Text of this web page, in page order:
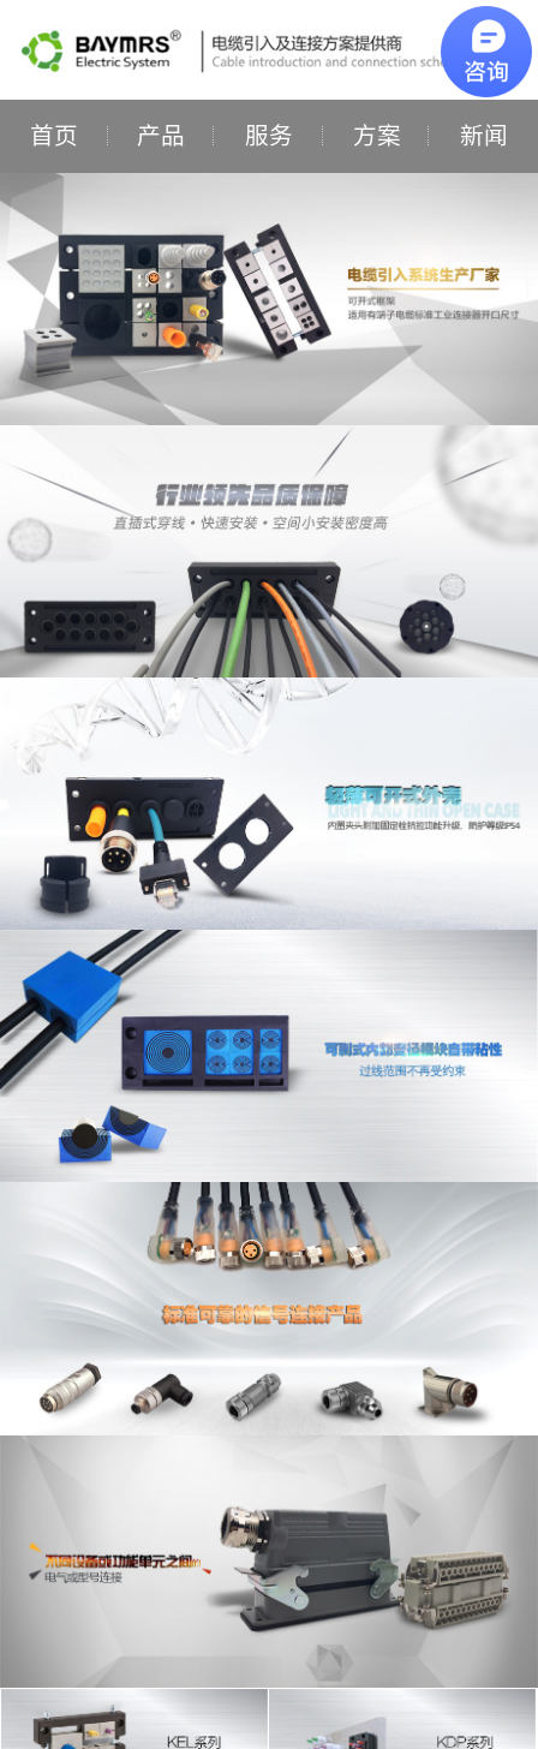
首页 产品 服务 方案 新闻